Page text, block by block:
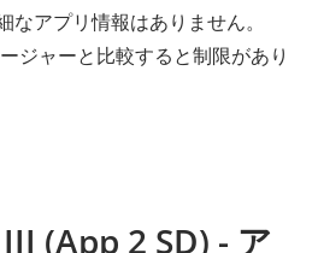
なアプリ情報はありません。
ジャーと比較すると制限があり
(App 2 SD) - ア